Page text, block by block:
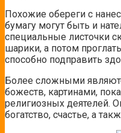
Похожие обереги с
бумагу могут быть и
специальные листочки
шарики, а потом
способно подправить
Более сложными
божеств, картинами,
религиозных деятелей.
богатство, счастье, а